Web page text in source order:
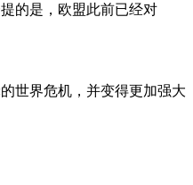
的是，欧盟此前已经对